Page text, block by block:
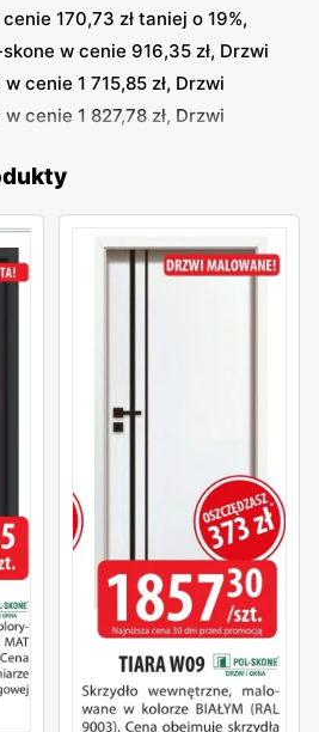
170,73 zł taniej o 19%,
w cenie 916,35 zł, Drzwi
cenie 1 715,85 zł, Drzwi
cenie 1 827,78 zł, Drzwi
cenie 1 857,3 zł, Drzwi
cenie 2 885,58 zł i inne